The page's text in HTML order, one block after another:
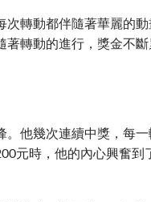
轉動都伴隨著華麗的
轉動的進行，獎金不
他幾次連續中獎，每
元時，他的內心興奮到